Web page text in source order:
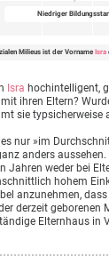
Niedriger
Milieus ist der Vorname Isra
Isra hochintelligent,
ihren Eltern?
sie typsicherweise
nur »im
anders aussehen.
Jahren weder bei
hohem
anzunehmen,
derzeit geborenen
Elternhaus in